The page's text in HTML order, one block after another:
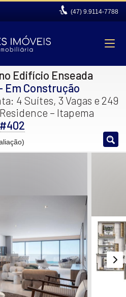
(47) 9.9114-7788
Edifício Enseada
Em Construção
4 Suítes, 3 Vagas e 249
– Itapema
#402